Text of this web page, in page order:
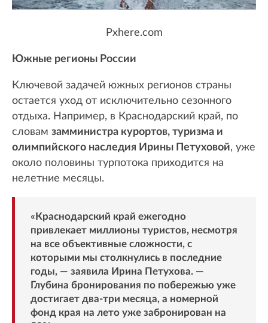
Pxhere.com
Южные регионы России
Ключевой задачей южных регионов страны
остается уход от исключительно сезонного
отдыха. Например, в Краснодарский край, по
словам замминистра курортов, туризма и
олимпийского наследия Ирины Петуховой, уже
около половины турпотока приходится на
нелетние месяцы.
«Краснодарский край ежегодно
привлекает миллионы туристов, несмотря
на все объективные сложности, с
которыми мы столкнулись в последние
годы, — заявила Ирина Петухова. —
Глубина бронирования по побережью уже
достигает два-три месяца, а номерной
фонд края на лето уже забронирован на